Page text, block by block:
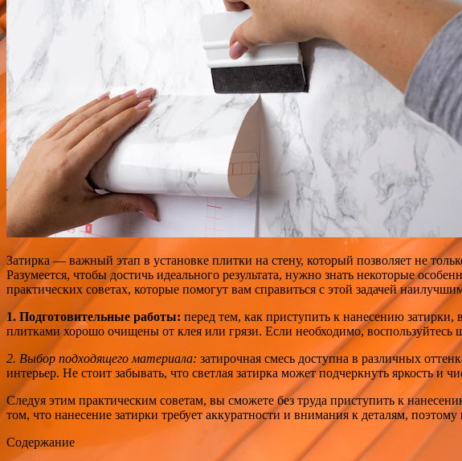
Затирка — важный этап в установке плитки на стену, который позволяет не
Разумеется, чтобы достичь идеального результата, нужно знать некоторые
практических советах, которые помогут вам справиться с этой задачей
1. Подготовительные работы: перед тем, как приступить к нанесению затирки,
плитками хорошо очищены от клея или грязи. Если необходимо, воспользуйтесь
2. Выбор подходящего материала: затирочная смесь доступна в различных
интерьер. Не стоит забывать, что светлая затирка может подчеркнуть яркость и
Следуя этим практическим советам, вы сможете без труда приступить к
том, что нанесение затирки требует аккуратности и внимания к деталям,
Содержание